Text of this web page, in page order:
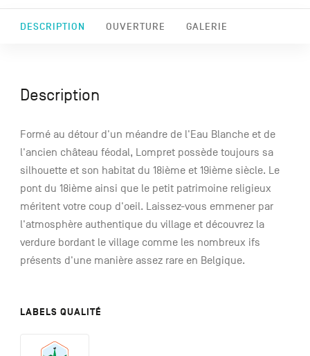
DESCRIPTION OUVERTURE GALERIE
Description
Formé au détour d'un méandre de l'Eau Blanche et de
l'ancien château féodal, Lompret possède toujours sa
silhouette et son habitat du 18ième et 19ième siècle. Le
pont du 18ième ainsi que le petit patrimoine religieux
méritent votre coup d'oeil. Laissez-vous emmener par
l'atmosphère authentique du village et découvrez la
verdure bordant le village comme les nombreux ifs
présents d'une manière assez rare en Belgique.
LABELS QUALITÉ